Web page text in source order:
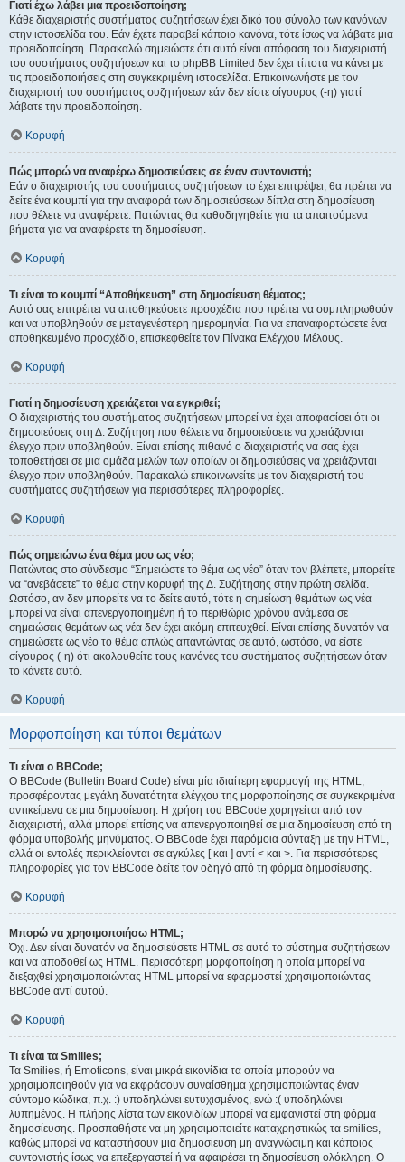
Γιατί έχω λάβει μια προειδοποίηση;
Κάθε διαχειριστής συστήματος συζητήσεων έχει δικό του σύνολο των κανόνων
στην ιστοσελίδα του. Εάν έχετε παραβεί κάποιο κανόνα, τότε ίσως να λάβατε μια
προειδοποίηση. Παρακαλώ σημειώστε ότι αυτό είναι απόφαση του διαχειριστή
του συστήματος συζητήσεων και το phpBB Limited δεν έχει τίποτα να κάνει με
τις προειδοποιήσεις στη συγκεκριμένη ιστοσελίδα. Επικοινωνήστε με τον
διαχειριστή του συστήματος συζητήσεων εάν δεν είστε σίγουρος (-η) γιατί
λάβατε την προειδοποίηση.
Κορυφή
Πώς μπορώ να αναφέρω δημοσιεύσεις σε έναν συντονιστή;
Εάν ο διαχειριστής του συστήματος συζητήσεων το έχει επιτρέψει, θα πρέπει να
δείτε ένα κουμπί για την αναφορά των δημοσιεύσεων δίπλα στη δημοσίευση
που θέλετε να αναφέρετε. Πατώντας θα καθοδηγηθείτε για τα απαιτούμενα
βήματα για να αναφέρετε τη δημοσίευση.
Κορυφή
Τι είναι το κουμπί “Αποθήκευση” στη δημοσίευση θέματος;
Αυτό σας επιτρέπει να αποθηκεύσετε προσχέδια που πρέπει να συμπληρωθούν
και να υποβληθούν σε μεταγενέστερη ημερομηνία. Για να επαναφορτώσετε ένα
αποθηκευμένο προσχέδιο, επισκεφθείτε τον Πίνακα Ελέγχου Μέλους.
Κορυφή
Γιατί η δημοσίευση χρειάζεται να εγκριθεί;
Ο διαχειριστής του συστήματος συζητήσεων μπορεί να έχει αποφασίσει ότι οι
δημοσιεύσεις στη Δ. Συζήτηση που θέλετε να δημοσιεύσετε να χρειάζονται
έλεγχο πριν υποβληθούν. Είναι επίσης πιθανό ο διαχειριστής να σας έχει
τοποθετήσει σε μια ομάδα μελών των οποίων οι δημοσιεύσεις να χρειάζονται
έλεγχο πριν υποβληθούν. Παρακαλώ επικοινωνείτε με τον διαχειριστή του
συστήματος συζητήσεων για περισσότερες πληροφορίες.
Κορυφή
Πώς σημειώνω ένα θέμα μου ως νέο;
Πατώντας στο σύνδεσμο “Σημειώστε το θέμα ως νέο” όταν τον βλέπετε, μπορείτε
να “ανεβάσετε” το θέμα στην κορυφή της Δ. Συζήτησης στην πρώτη σελίδα.
Ωστόσο, αν δεν μπορείτε να το δείτε αυτό, τότε η σημείωση θεμάτων ως νέα
μπορεί να είναι απενεργοποιημένη ή το περιθώριο χρόνου ανάμεσα σε
σημειώσεις θεμάτων ως νέα δεν έχει ακόμη επιτευχθεί. Είναι επίσης δυνατόν να
σημειώσετε ως νέο το θέμα απλώς απαντώντας σε αυτό, ωστόσο, να είστε
σίγουρος (-η) ότι ακολουθείτε τους κανόνες του συστήματος συζητήσεων όταν
το κάνετε αυτό.
Κορυφή
Μορφοποίηση και τύποι θεμάτων
Τι είναι ο BBCode;
Ο BBCode (Bulletin Board Code) είναι μία ιδιαίτερη εφαρμογή της HTML,
προσφέροντας μεγάλη δυνατότητα ελέγχου της μορφοποίησης σε συγκεκριμένα
αντικείμενα σε μια δημοσίευση. Η χρήση του BBCode χορηγείται από τον
διαχειριστή, αλλά μπορεί επίσης να απενεργοποιηθεί σε μια δημοσίευση από τη
φόρμα υποβολής μηνύματος. Ο BBCode έχει παρόμοια σύνταξη με την HTML,
αλλά οι εντολές περικλείονται σε αγκύλες [ και ] αντί < και >. Για περισσότερες
πληροφορίες για τον BBCode δείτε τον οδηγό από τη φόρμα δημοσίευσης.
Κορυφή
Μπορώ να χρησιμοποιήσω HTML;
Όχι. Δεν είναι δυνατόν να δημοσιεύσετε HTML σε αυτό το σύστημα συζητήσεων
και να αποδοθεί ως HTML. Περισσότερη μορφοποίηση η οποία μπορεί να
διεξαχθεί χρησιμοποιώντας HTML μπορεί να εφαρμοστεί χρησιμοποιώντας
BBCode αντί αυτού.
Κορυφή
Τι είναι τα Smilies;
Τα Smilies, ή Emoticons, είναι μικρά εικονίδια τα οποία μπορούν να
χρησιμοποιηθούν για να εκφράσουν συναίσθημα χρησιμοποιώντας έναν
σύντομο κώδικα, π.χ. :) υποδηλώνει ευτυχισμένος, ενώ :( υποδηλώνει
λυπημένος. Η πλήρης λίστα των εικονιδίων μπορεί να εμφανιστεί στη φόρμα
δημοσίευσης. Προσπαθήστε να μη χρησιμοποιείτε καταχρηστικώς τα smilies,
καθώς μπορεί να καταστήσουν μια δημοσίευση μη αναγνώσιμη και κάποιος
συντονιστής ίσως να επεξεργαστεί ή να αφαιρέσει τη δημοσίευση ολόκληρη. Ο